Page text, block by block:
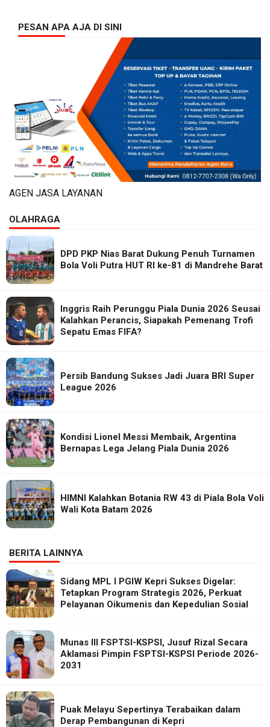
PESAN APA AJA DI SINI
AGEN JASA LAYANAN
OLAHRAGA
DPD PKP Nias Barat Dukung Penuh Turnamen
Bola Voli Putra HUT RI ke-81 di Mandrehe Barat
Inggris Raih Perunggu Piala Dunia 2026 Seusai
Kalahkan Perancis, Siapakah Pemenang Trofi
Sepatu Emas FIFA?
Persib Bandung Sukses Jadi Juara BRI Super
League 2026
Kondisi Lionel Messi Membaik, Argentina
Bernapas Lega Jelang Piala Dunia 2026
HIMNI Kalahkan Botania RW 43 di Piala Bola Voli
Wali Kota Batam 2026
BERITA LAINNYA
Sidang MPL I PGIW Kepri Sukses Digelar:
Tetapkan Program Strategis 2026, Perkuat
Pelayanan Oikumenis dan Kepedulian Sosial
Munas III FSPTSI-KSPSI, Jusuf Rizal Secara
Aklamasi Pimpin FSPTSI-KSPSI Periode 2026-
2031
Puak Melayu Sepertinya Terabaikan dalam
Derap Pembangunan di Kepri